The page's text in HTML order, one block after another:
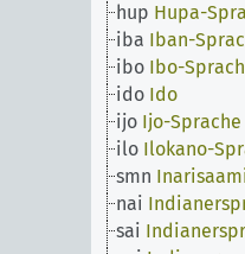
hup Hupa-
iba Iban-
ibo Ibo-
ido Ido
ijo Ijo-Sprache
ilo Ilokano-
smn
nai
sai